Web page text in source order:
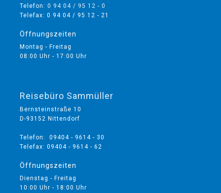
Telefon: 0 94 04 / 95 12 - 0
Telefax: 0 94 04 / 95 12 - 21
Öffnungszeiten
Montag - Freitag
08:00 Uhr - 17:00 Uhr
Reisebüro Sammüller
Bernsteinstraße 10
D-93152 Nittendorf
Telefon: 09404 - 9614 - 30
Telefax: 09404 - 9614 - 62
Öffnungszeiten
Dienstag - Freitag
10:00 Uhr - 18:00 Uhr